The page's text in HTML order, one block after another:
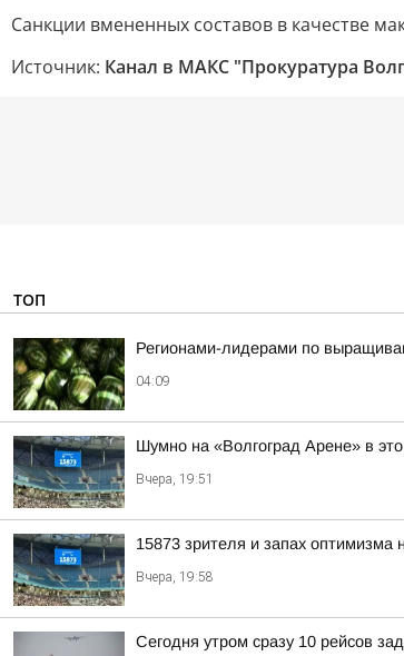
Санкции вмененных составов в качестве
Источник: Канал в МАКС "Прокуратура
ТОП
Регионами-лидерами по
04:09
Шумно на «Волгоград Арене» в это
Вчера, 19:51
15873 зрителя и запах оптимизма
Вчера, 19:58
Сегодня утром сразу 10 рейсов